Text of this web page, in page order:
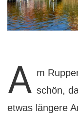
A m
schön,
etwas längere